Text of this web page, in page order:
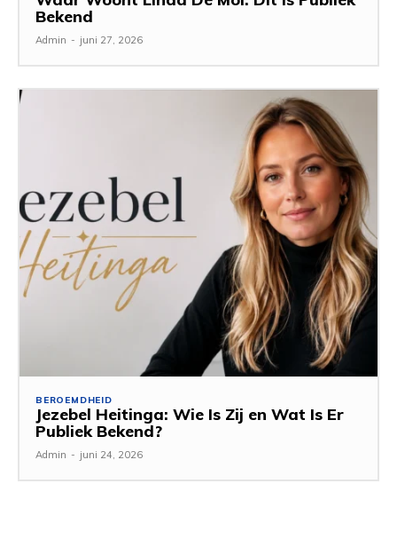
Bekend
Admin - juni 27, 2026
BEROEMDHEID
Jezebel Heitinga: Wie Is Zij en Wat Is Er
Publiek Bekend?
Admin - juni 24, 2026